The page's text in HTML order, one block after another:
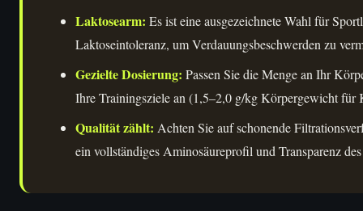
Laktosearm: Es ist eine ausgezeichnete Wahl für
Laktoseintoleranz, um Verdauungsbeschwerden zu
Gezielte Dosierung: Passen Sie die Menge an Ihr
Ihre Trainingsziele an (1,5–2,0 g/kg Körpergewicht für
Qualität zählt: Achten Sie auf schonende
ein vollständiges Aminosäureprofil und Transparenz